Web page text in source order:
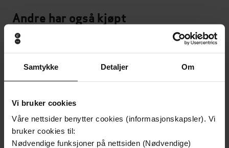
Samtykke Detaljer Om
Vi bruker cookies
Våre nettsider benytter cookies (informasjonskapsler). Vi
bruker cookies til:
Nødvendige funksjoner på nettsiden (Nødvendige)
Andre har også kjøpt